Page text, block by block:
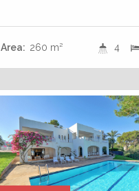
Area: 260 m² 4